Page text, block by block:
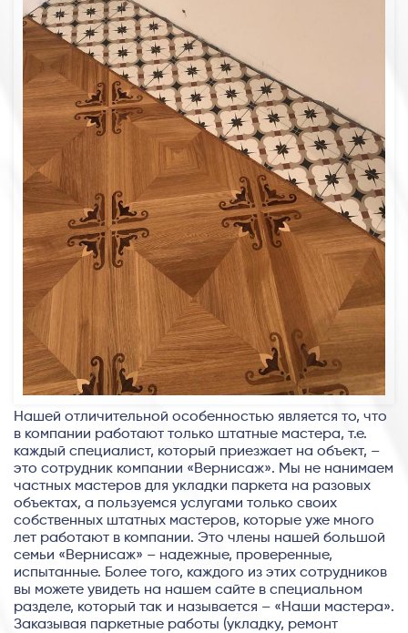
Нашей отличительной особенностью является то, что
в компании работают только штатные мастера, т.е.
каждый специалист, который приезжает на объект, –
это сотрудник компании «Вернисаж». Мы не нанимаем
частных мастеров для укладки паркета на разовых
объектах, а пользуемся услугами только своих
собственных штатных мастеров, которые уже много
лет работают в компании. Это члены нашей большой
семьи «Вернисаж» – надежные, проверенные,
испытанные. Более того, каждого из этих сотрудников
вы можете увидеть на нашем сайте в специальном
разделе, который так и называется – «Наши мастера».
Заказывая паркетные работы (укладку, ремонт